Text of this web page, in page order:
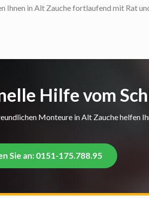
Ihnen in Alt Zauche fortlaufend mit Rat
Hilfe vom
Monteure in Alt Zauche helfen
Sie an: 0151-175.788.95